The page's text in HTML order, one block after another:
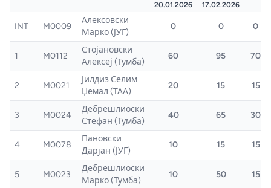
20.01.2026 17.02.2026
INT M0009
Алексовски
Марко (ЈУГ)
0 0 0
1 M0112
Стојановски
Алексеј (Тумба)
60 95 70
2 M0021
Јилдиз Селим
Џемал (ТАА)
20 15 15
3 M0024
Дебрешлиоски
Стефан (Тумба)
40 65 30
4 M0078
Пановски
Дарјан (ЈУГ)
10 15 15
5 M0023
Дебрешлиоски
Марко (Тумба)
10 50 15